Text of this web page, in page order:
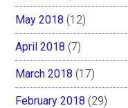
May 2018 (12)
April 2018 (7)
March 2018 (17)
February 2018 (29)